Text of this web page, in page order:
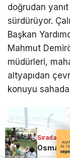
Sıradaki
doğrudan
sürdürüyor.
Başkan
Mahmut
müdürleri,
altyapıdan
konuyu
Sıradaki